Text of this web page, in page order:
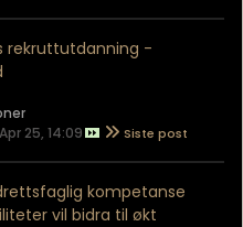
rekruttutdanning -
25, 14:09
kompetanse
vil bidra til økt